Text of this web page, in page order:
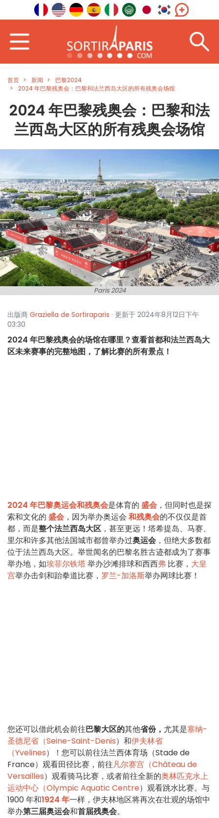
首页 新闻
巴黎2024
2024 年巴黎残奥会：巴黎和法兰西岛大区的所有残奥会场馆
2024 年巴黎残奥会：巴黎和法
兰西岛大区的所有残奥会场馆
Paris 2024
出版商 Graziella de Sortiraparis · 更新于 2024年8月12日下午
03:30
2024 年巴黎残奥会的场馆在哪里？查看首都和法兰西岛大
区未来赛事的完整地图，了解比赛的所有景点！
2024 年巴黎奥运会和残奥会是体育的 盛会 ，但同时也是探
索和文化的 盛会 ，因为举办奥运会 和残奥会的不仅仅是首
都，而是整个法兰西岛大区 ，甚至更远！塔希提岛、马赛、
里尔和许多其他法国城市都曾举办过奥运会 ，但绝大多数都
位于法兰西岛大区。举世闻名的巴黎名胜古迹都成为了赛事
举办地，如埃菲尔铁塔举办沙滩排球和西西弗 比赛， 大皇
宫举办击剑和跆拳道比赛， 罗兰-加洛斯举办网球比赛！
您还可以借此机会前往巴黎大区的其他省份， 尤其是塞纳-
圣德尼省（Seine-Saint-Denis）和伊夫林省
（Yvelines）！您可以前往法兰西体育场（Stade de
France）观看田径比赛，前往凡尔赛宫（Château de
Versailles）观看骑马比赛，或者前往全新的奥林匹克水上
运动中心（Olympic Aquatic Centre）观看跳水比赛。与
1900 年和1924 年一样，伊夫林地区将再次在壮观的场馆中
举办第三届奥运会和首届残奥会。